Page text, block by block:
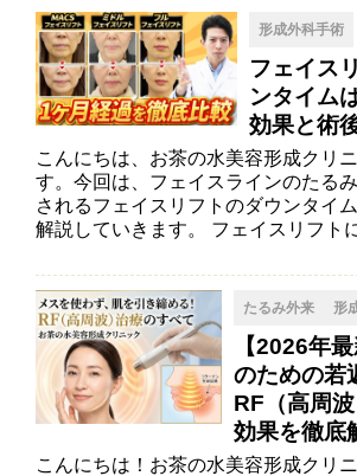
形成外科手術
フェイス
ンタイム
効果と術
こんにちは、お茶の水美容形成クリ
す。今回は、フェイスラインのたる
されるフェイスリフトのダウンタイ
解説していきます。 フェイスリフト
たるみ外来 形
【2026年
のための若
RF（高周
効果を徹底
こんにちは！お茶の水美容形成クリ